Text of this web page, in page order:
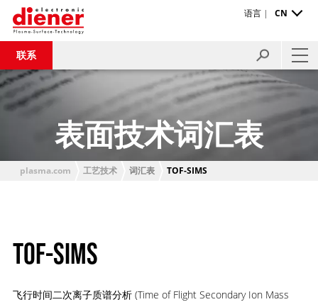
联系
语言 | CN
表面技术词汇表
plasma.com 工艺技术 词汇表 TOF-SIMS
TOF-SIMS
飞行时间二次离子质谱分析 (Time of Flight Secondary Ion Mass